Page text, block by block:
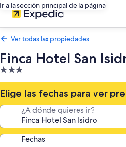
Ir a la sección principal de la página
Ver todas las propiedades
Finca Hotel San
Propiedad
de
3.0
estrellas
Elige las fechas para ver
¿A dónde quieres ir?
Fechas